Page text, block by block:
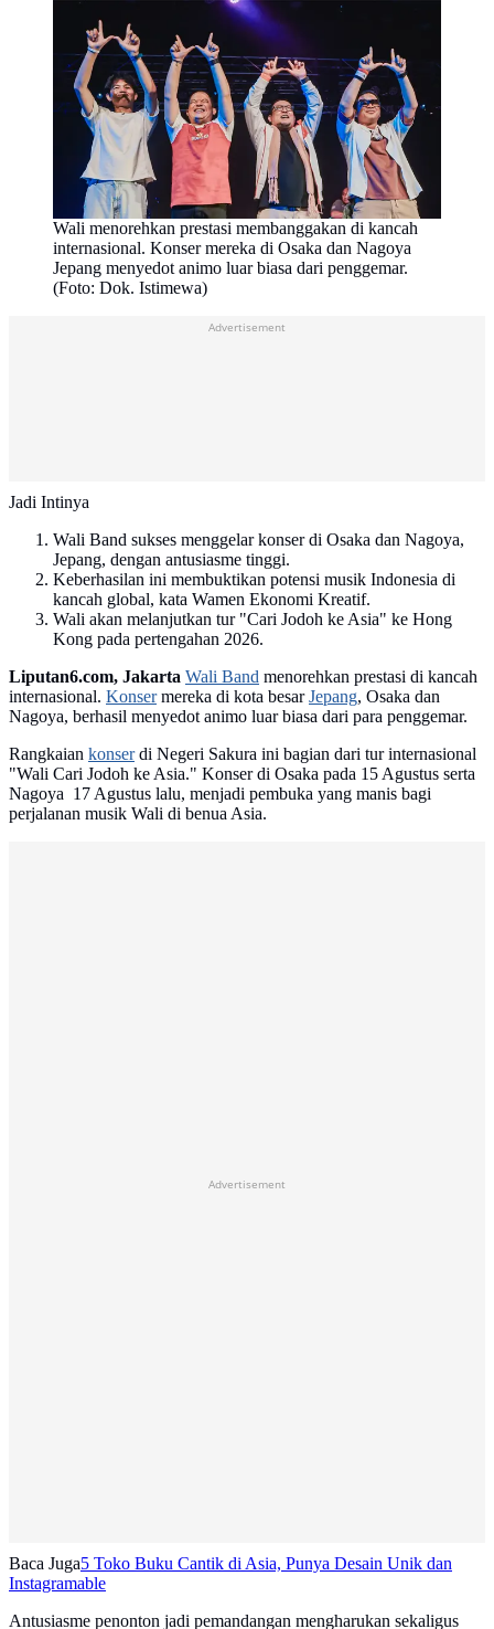
Wali menorehkan prestasi membanggakan di kancah
internasional. Konser mereka di Osaka dan Nagoya
Jepang menyedot animo luar biasa dari penggemar.
(Foto: Dok. Istimewa)
Advertisement
Jadi Intinya
Wali Band sukses menggelar konser di Osaka dan Nagoya,
Jepang, dengan antusiasme tinggi.
Keberhasilan ini membuktikan potensi musik Indonesia di
kancah global, kata Wamen Ekonomi Kreatif.
Wali akan melanjutkan tur "Cari Jodoh ke Asia" ke Hong
Kong pada pertengahan 2026.
Liputan6.com, Jakarta Wali Band menorehkan prestasi di kancah
internasional. Konsermereka di kota besarJepang, Osaka dan
Nagoya, berhasil menyedot animo luar biasa dari para penggemar.
Rangkaian konserdi Negeri Sakura ini bagian dari tur internasional
"Wali Cari Jodoh ke Asia." Konser di Osaka pada 15 Agustus serta
Nagoya 17 Agustus lalu, menjadi pembuka yang manis bagi
perjalanan musik Wali di benua Asia.
Advertisement
Baca Juga5 Toko Buku Cantik di Asia, Punya Desain Unik dan
Instagramable
Antusiasme penonton jadi pemandangan mengharukan sekaligus